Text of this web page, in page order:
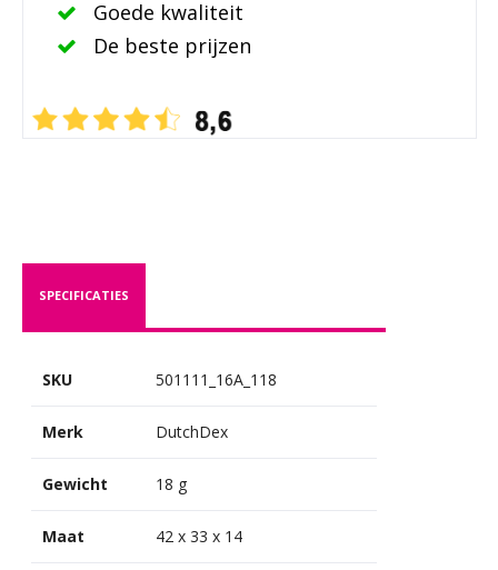
Goede kwaliteit
De beste prijzen
SPECIFICATIES
SKU 501111_16A_118
Merk DutchDex
Gewicht 18 g
Maat 42 x 33 x 14